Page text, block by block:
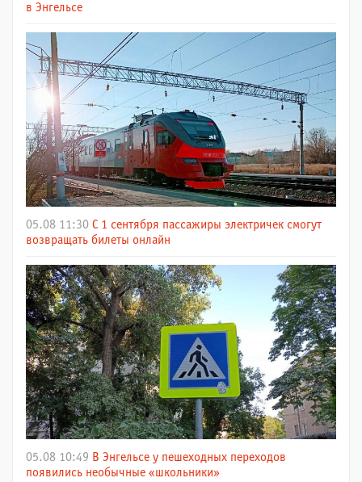
в Энгельсе
05.08 11:30 С 1 сентября пассажиры электричек смогут
возвращать билеты онлайн
05.08 10:49 В Энгельсе у пешеходных переходов
появились необычные «школьники»